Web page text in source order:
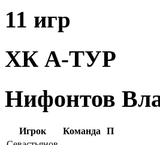
11 игр
ХК А-ТУР
Нифонтов
Игрок Команда
П